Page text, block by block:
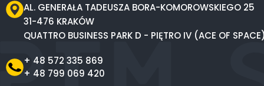
AL. GENERAŁA TADEUSZA BORA-KOMOROWSKIEGO 25
31-476 KRAKÓW
QUATTRO BUSINESS PARK D - PIĘTRO IV (ACE OF
+ 48 572 335 869
+ 48 799 069 420